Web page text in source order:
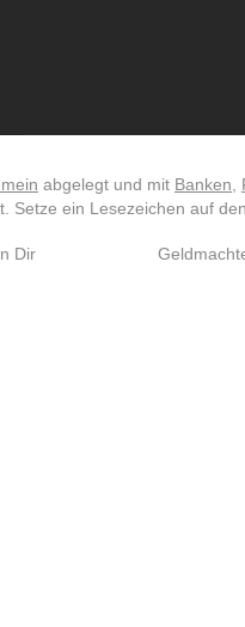
abgelegt und mit Banken
Setze ein Lesezeichen auf
Dir